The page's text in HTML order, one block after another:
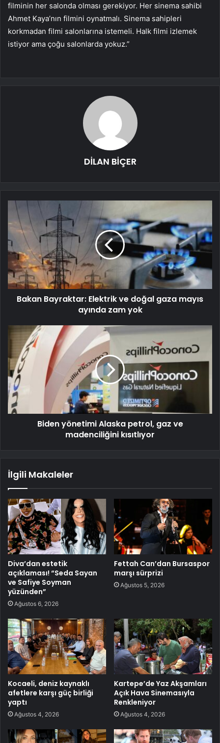
filminin her salonda olması gerekiyor. Her sinema sahibi
Ahmet Kaya’nın filmini oynatmalı. Sinema sahipleri
korkmadan filmi salonlarına istemeli. Halk filmi izlemek
istiyor ama çoğu salonlarda yokuz.”
DİLAN BİÇER
Bakan Bayraktar: Elektrik ve doğal gaza mayıs
ayında zam yok
Biden yönetimi Alaska petrol, gaz ve
madenciliğini kısıtlıyor
İlgili Makaleler
Diva’dan estetik
açıklaması! “Seda Sayan
ve Safiye Soyman
yüzünden”
Ağustos 6, 2026
Fettah Can’dan Bursaspor
marşı sürprizi
Ağustos 5, 2026
Kocaeli, deniz kaynaklı
afetlere karşı güç birliği
yaptı
Ağustos 4, 2026
Kartepe’de Yaz Akşamları
Açık Hava Sinemasıyla
Renkleniyor
Ağustos 4, 2026